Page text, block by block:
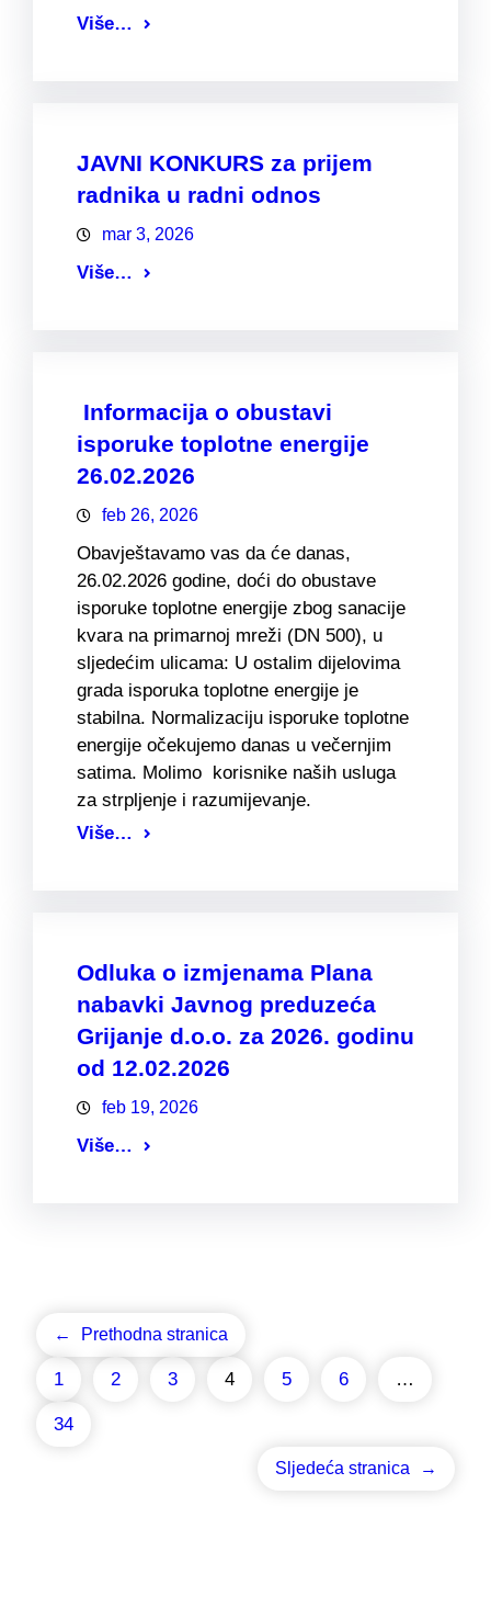
Više…
JAVNI KONKURS za prijem
radnika u radni odnos
mar 3, 2026
Više…
Informacija o obustavi
isporuke toplotne energije
26.02.2026
feb 26, 2026
Obavještavamo vas da će danas,
26.02.2026 godine, doći do obustave
isporuke toplotne energije zbog sanacije
kvara na primarnoj mreži (DN 500), u
sljedećim ulicama: U ostalim dijelovima
grada isporuka toplotne energije je
stabilna. Normalizaciju isporuke toplotne
energije očekujemo danas u večernjim
satima. Molimo korisnike naših usluga
za strpljenje i razumijevanje.
Više…
Odluka o izmjenama Plana
nabavki Javnog preduzeća
Grijanje d.o.o. za 2026. godinu
od 12.02.2026
feb 19, 2026
Više…
← Prethodna stranica
1 2 3 4 5 6 …
34
Sljedeća stranica →